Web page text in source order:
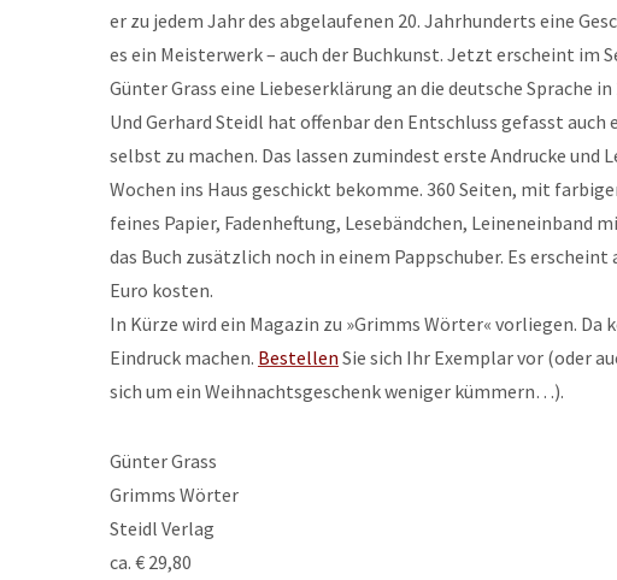
er zu jedem Jahr des abgelaufenen 20. Jahrhunderts eine
es ein Meisterwerk – auch der Buchkunst. Jetzt erscheint im
Günter Grass eine Liebeserklärung an die deutsche Sprache
Und Gerhard Steidl hat offenbar den Entschluss gefasst auch
selbst zu machen. Das lassen zumindest erste Andrucke und
Wochen ins Haus geschickt bekomme. 360 Seiten, mit
feines Papier, Fadenheftung, Lesebändchen, Leineneinband
das Buch zusätzlich noch in einem Pappschuber. Es erscheint
Euro kosten.
In Kürze wird ein Magazin zu »Grimms Wörter« vorliegen. Da
Eindruck machen. Bestellen Sie sich Ihr Exemplar vor (oder
sich um ein Weihnachtsgeschenk weniger kümmern…).
Günter Grass
Grimms Wörter
Steidl Verlag
ca. € 29,80